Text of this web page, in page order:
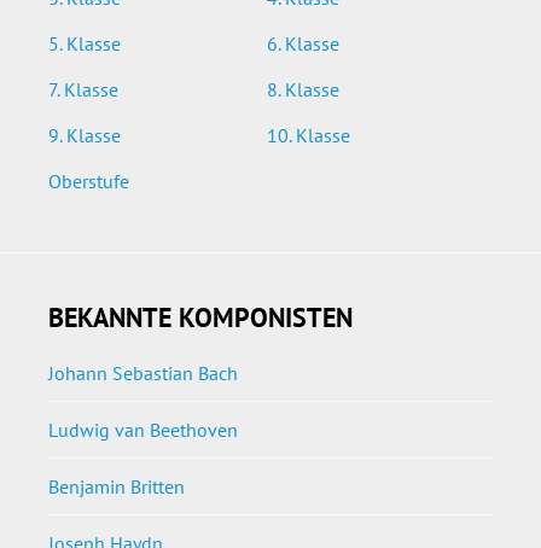
5. Klasse
6. Klasse
7. Klasse
8. Klasse
9. Klasse
10. Klasse
Oberstufe
BEKANNTE KOMPONISTEN
Johann Sebastian Bach
Ludwig van Beethoven
Benjamin Britten